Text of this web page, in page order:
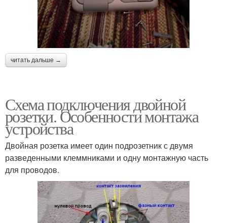
читать дальше →
Схема подключения двойной
розетки. Особенности монтажа
устройства
Двойная розетка имеет один подрозетник с двумя
разведенными клеммниками и одну монтажную часть
для проводов.